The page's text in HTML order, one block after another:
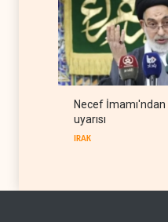
Necef
uyarısı
IRAK